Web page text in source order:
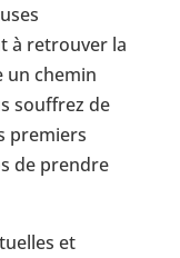
à retrouver la
un chemin
souffrez de
premiers
de prendre
et